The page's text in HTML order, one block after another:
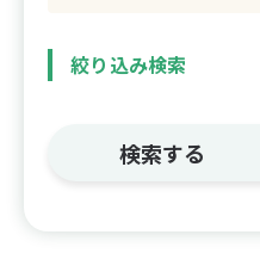
絞り込み検索
検索する